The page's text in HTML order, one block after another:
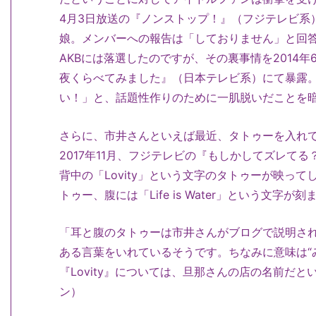
4月3日放送の『ノンストップ！』（フジテレビ
娘。メンバーへの報告は「しておりません」と回
AKBには落選したのですが、その裏事情を2014
夜くらべてみました』（日本テレビ系）にて暴露
い！」と、話題性作りのために一肌脱いだことを
さらに、市井さんといえば最近、タトゥーを入
2017年11月、フジテレビの『もしかしてズレて
背中の「Lovity」という文字のタトゥーが映って
トゥー、腹には「Life is Water」という文字が刻
「耳と腹のタトゥーは市井さんがブログで説明
ある言葉をいれているそうです。ちなみに意味は
『Lovity』については、旦那さんの店の名前だ
ン）